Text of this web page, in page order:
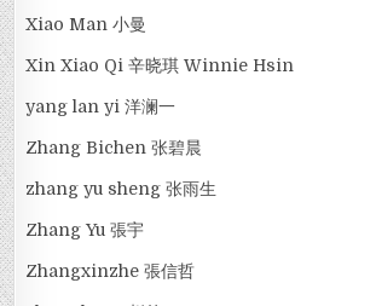
Xiao Man 小曼
Xin Xiao Qi 辛晓琪 Winnie Hsin
yang lan yi 洋澜一
Zhang Bichen 张碧晨
zhang yu sheng 张雨生
Zhang Yu 張宇
Zhangxinzhe 張信哲